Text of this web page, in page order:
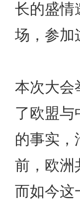
长的盛情
场，参加
本次大会
了欧盟与
的事实，
前，欧洲
而如今这